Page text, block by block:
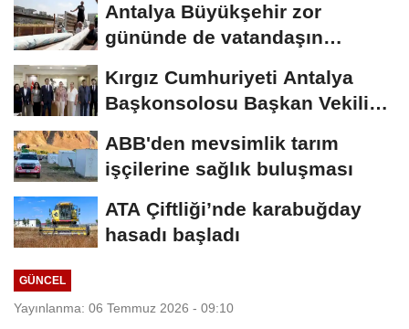
Antalya Büyükşehir zor
gününde de vatandaşın
Kırgız Cumhuriyeti Antalya
Başkonsolosu Başkan Vekili
ABB'den mevsimlik tarım
işçilerine sağlık buluşması
ATA Çiftliği’nde karabuğday
hasadı başladı
GÜNCEL
Yayınlanma: 06 Temmuz 2026 - 09:10